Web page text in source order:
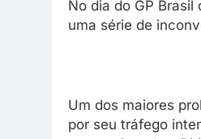
No dia do GP
uma série de
Um dos maiores
por seu tráfego